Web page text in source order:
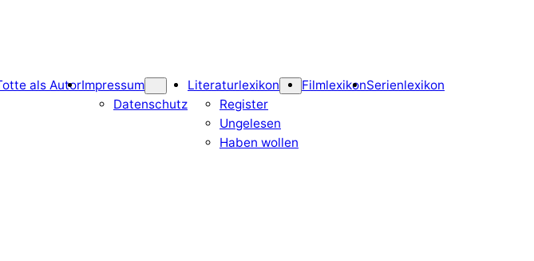
als AutorImpressum
Datenschutz
Literaturlexikon
Register
Ungelesen
Haben wollen
FilmlexikonSerienlexikon